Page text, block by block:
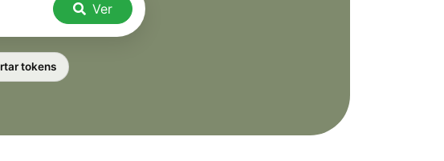
Ver
tokens